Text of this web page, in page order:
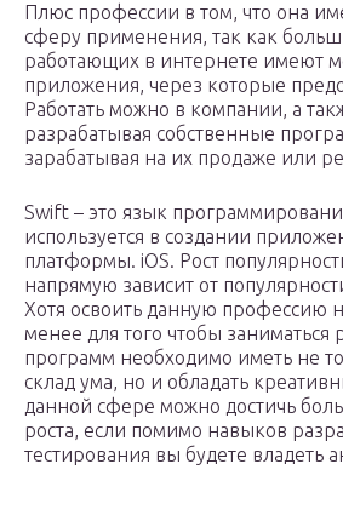
Плюс профессии в том, что она
сферу применения, так как
работающих в интернете имеют
приложения, через которые
Работать можно в компании, а
разрабатывая собственные
зарабатывая на их продаже или
Swift – это язык
используется в создании
платформы. iOS. Рост
напрямую зависит от
Хотя освоить данную профессию
менее для того чтобы заниматься
программ необходимо иметь не
склад ума, но и обладать
данной сфере можно достичь
роста, если помимо навыков
тестирования вы будете владеть